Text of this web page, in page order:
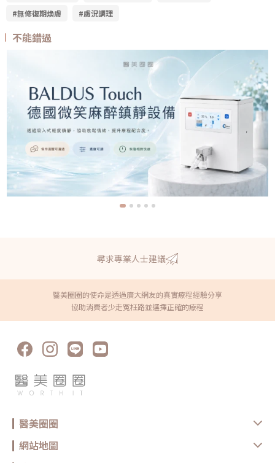
#無修復期煥膚
#膚況調理
不能錯過
尋求專業人士建議
醫美圈圈的使命是透過廣大網友的真實療程經驗分享
協助消費者少走冤枉路並選擇正確的療程
醫美圈圈
網站地圖